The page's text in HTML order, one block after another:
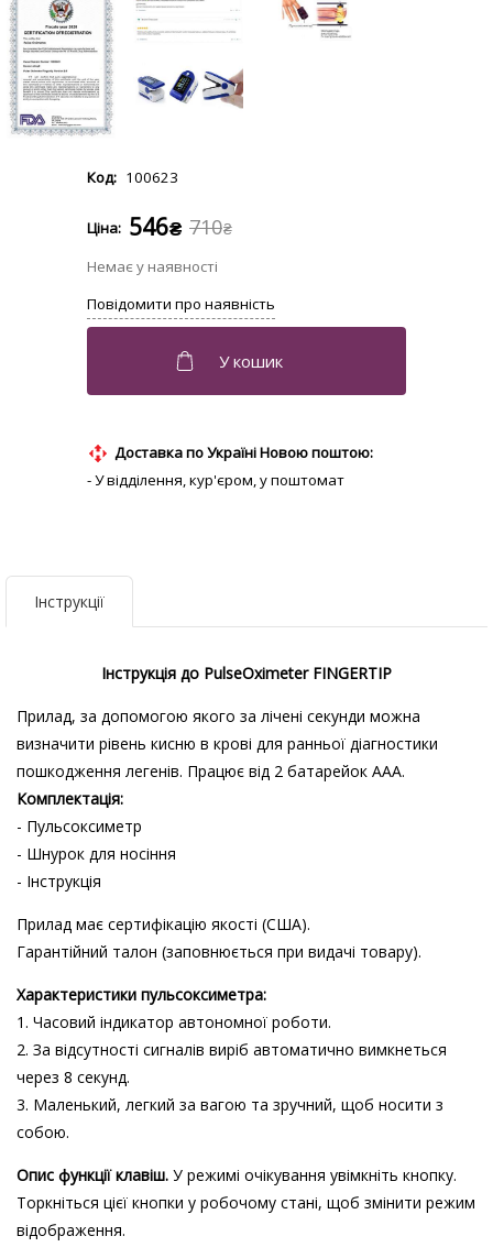
100623
710₴
546₴
Доставка по Україні Новою поштою:
- У відділення, кур'єром, у поштомат
Інструкції
Iнструкція до PulseOximeter FINGERTIP
Прилад, за допомогою якого за лічені секунди можна
визначити рівень кисню в крові для ранньої діагностики
пошкодження легенів. Працює від 2 батарейок ААА.
Комплектація:
- Пульсоксиметр
- Шнурок для носіння
- Інструкція
Прилад має сертифікацію якості (США).
Гарантійний талон (заповнюється при видачі товару).
Характеристики пульсоксиметра:
1. Часовий індикатор автономної роботи.
2. За відсутності сигналів виріб автоматично вимкнеться
через 8 секунд.
3. Маленький, легкий за вагою та зручний, щоб носити з
собою.
Опис функції клавіш. У режимі очікування увімкніть кнопку.
Торкніться цієї кнопки у робочому стані, щоб змінити режим
відображення.